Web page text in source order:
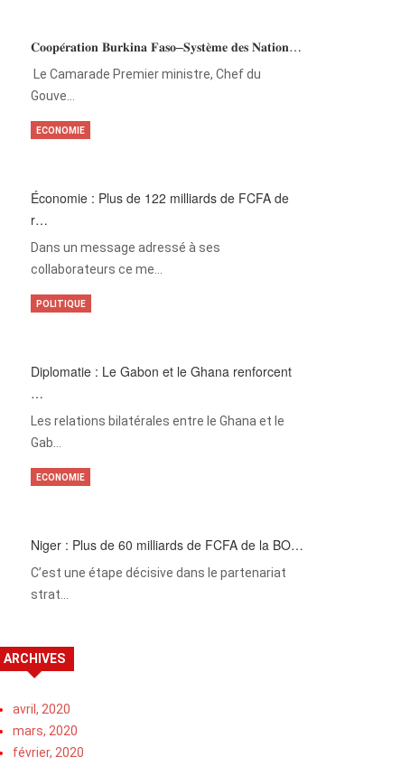
𝐂𝐨𝐨𝐩𝐞́𝐫𝐚𝐭𝐢𝐨𝐧 𝐁𝐮𝐫𝐤𝐢𝐧𝐚 𝐅𝐚𝐬𝐨–𝐒𝐲𝐬𝐭𝐞̀𝐦𝐞 𝐝𝐞𝐬 𝐍𝐚𝐭𝐢𝐨𝐧…
‎Le Camarade Premier ministre, Chef du
Gouve…
Économie : Plus de 122 milliards de FCFA de
r…
Dans un message adressé à ses
collaborateurs ce me…
ECONOMIE
Diplomatie : Le Gabon et le Ghana renforcent
…
Les relations bilatérales entre le Ghana et le
Gab…
POLITIQUE
Niger : Plus de 60 milliards de FCFA de la BO…
C’est une étape décisive dans le partenariat
strat…
ECONOMIE
ARCHIVES
avril, 2020
mars, 2020
février, 2020